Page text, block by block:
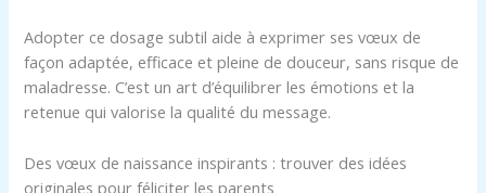
Adopter ce dosage subtil aide à exprimer ses vœux de
façon adaptée, efficace et pleine de douceur, sans risque de
maladresse. C’est un art d’équilibrer les émotions et la
retenue qui valorise la qualité du message.
Des vœux de naissance inspirants : trouver des idées
originales pour féliciter les parents